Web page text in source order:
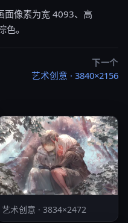
面像素为宽 4093、高
。
下一个
艺术创意 · 3840×2156
艺术创意 · 3834×2472